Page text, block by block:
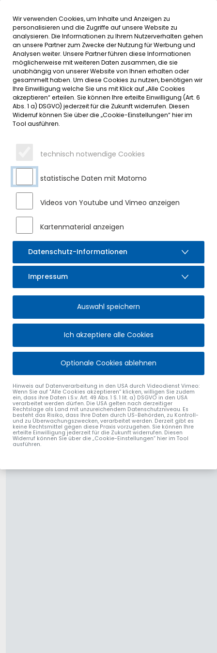
MENÜ
SERVICE
DATUMSMENÜ
JAHR WÄHLEN
MONAT WÄHLEN
Wir verwenden Cookies, um Inhalte und Anzeigen zu
personalisieren und die Zugriffe auf unsere Website zu
analysieren. Die Informationen zu Ihrem Nutzerverhalten gehen
an unsere Partner zum Zwecke der Nutzung für Werbung und
Analysen weiter. Unsere Partner führen diese Informationen
möglicherweise mit weiteren Daten zusammen, die sie
unabhängig von unserer Website von Ihnen erhalten oder
gesammelt haben. Um diese Cookies zu nutzen, benötigen wir
Ihre Einwilligung welche Sie uns mit Klick auf „Alle Cookies
akzeptieren“ erteilen. Sie können Ihre erteilte Einwilligung (Art. 6
Abs. 1 a) DSGVO) jederzeit für die Zukunft widerrufen. Diesen
Widerruf können Sie über die „Cookie-Einstellungen“ hier im
Tool ausführen.
technisch notwendige Cookies
statistische Daten mit Matomo
Videos von Youtube und Vimeo anzeigen
Kartenmaterial anzeigen
Datenschutz-Informationen
Impressum
Auswahl speichern
Ich akzeptiere alle Cookies
Optionale Cookies ablehnen
Hinweis auf Datenverarbeitung in den USA durch Videodienst Vimeo:
Wenn Sie auf "Alle Cookies akzeptieren“ klicken, willigen Sie zudem
ein, dass ihre Daten i.S.v. Art. 49 Abs. 1 S. 1 lit. a) DSGVO in den USA
verarbeitet werden dürfen. Die USA gelten nach derzeitiger
Rechtslage als Land mit unzureichendem Datenschutzniveau. Es
besteht das Risiko, dass Ihre Daten durch US-Behörden, zu Kontroll-
und zu Überwachungszwecken, verarbeitet werden. Derzeit gibt es
keine Rechtsmittel gegen diese Praxis vorzugehen. Sie können Ihre
erteilte Einwilligung jederzeit für die Zukunft widerrufen. Diesen
Widerruf können Sie über die „Cookie-Einstellungen“ hier im Tool
ausführen.